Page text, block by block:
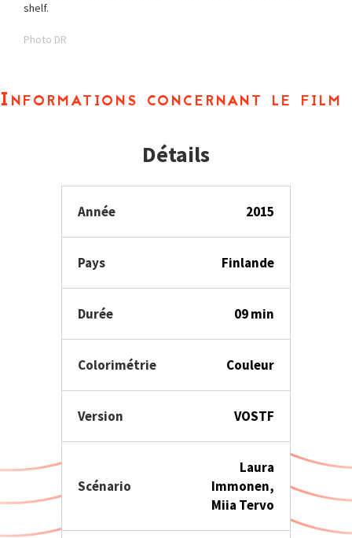
shelf.
Photo DR
Informations concernant le film
Détails
Année 2015
Pays Finlande
Durée 09 min
Colorimétrie Couleur
Version VOSTF
Scénario
Laura
Immonen,
Miia Tervo